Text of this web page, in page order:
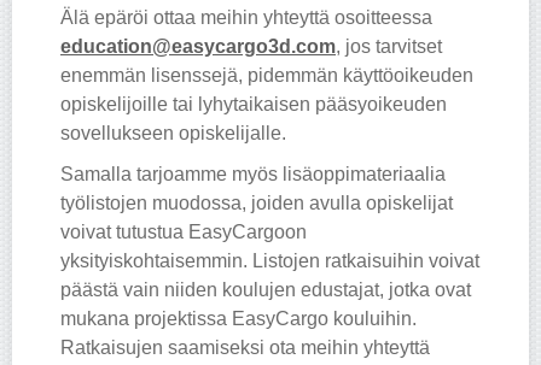
Älä epäröi ottaa meihin yhteyttä osoitteessa
education@easycargo3d.com, jos tarvitset
enemmän lisenssejä, pidemmän käyttöoikeuden
opiskelijoille tai lyhytaikaisen pääsyoikeuden
sovellukseen opiskelijalle.
Samalla tarjoamme myös lisäoppimateriaalia
työlistojen muodossa, joiden avulla opiskelijat
voivat tutustua EasyCargoon
yksityiskohtaisemmin. Listojen ratkaisuihin voivat
päästä vain niiden koulujen edustajat, jotka ovat
mukana projektissa EasyCargo kouluihin.
Ratkaisujen saamiseksi ota meihin yhteyttä